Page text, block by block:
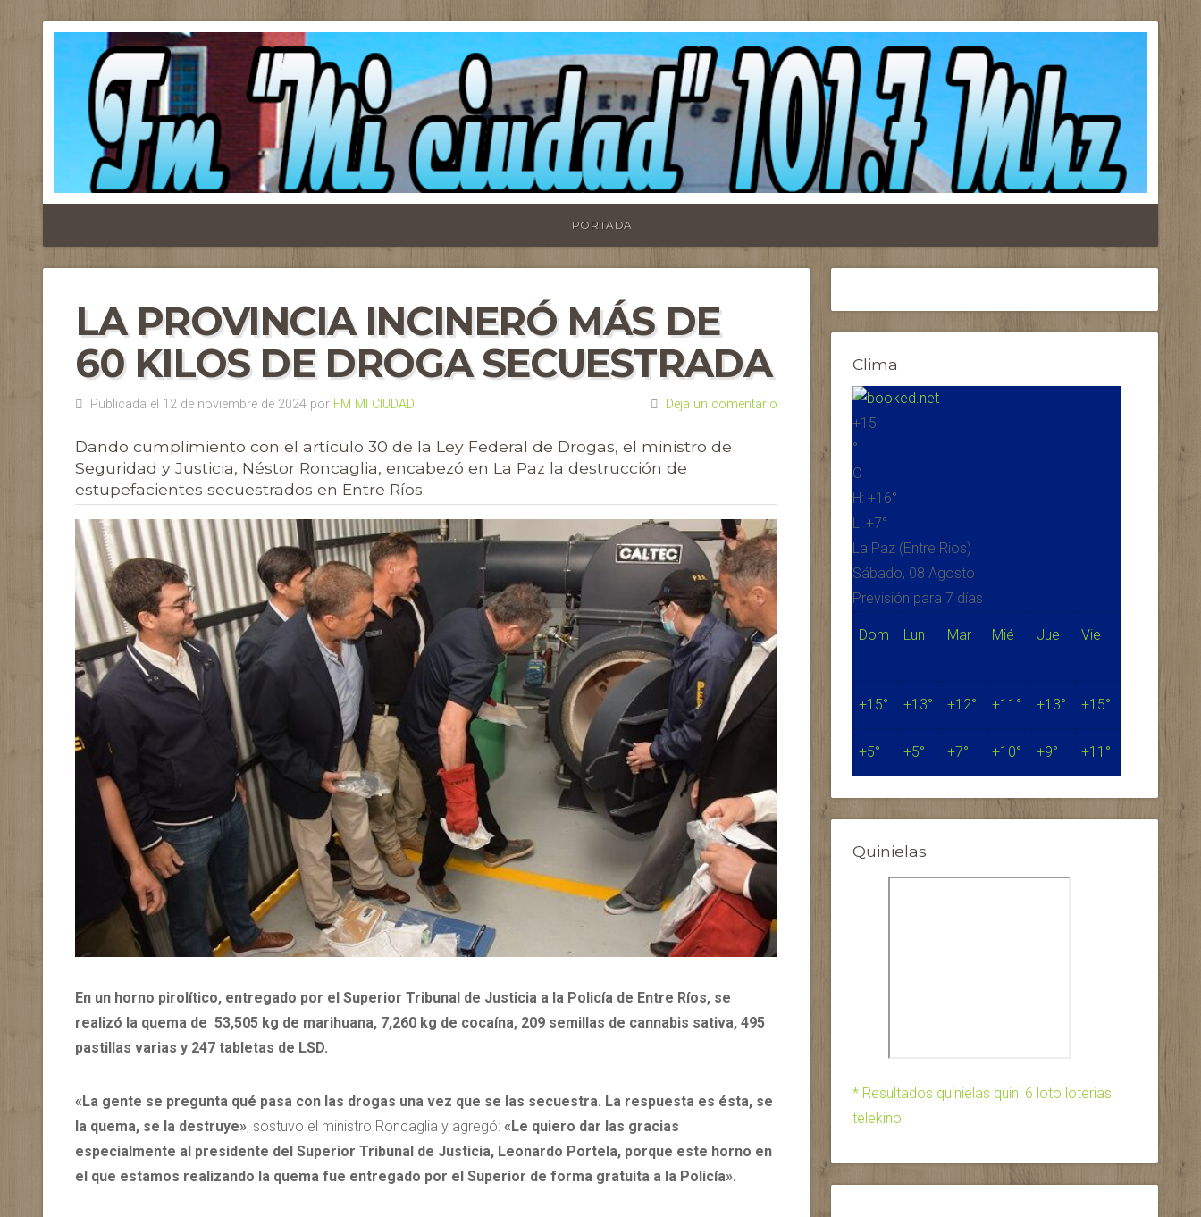
PORTADA
LA PROVINCIA INCINERÓ MÁS DE
60 KILOS DE DROGA SECUESTRADA
Publicada el 12 de noviembre de 2024 por FM MI CIUDAD Deja un comentario
Dando cumplimiento con el artículo 30 de la Ley Federal de Drogas, el ministro de
Seguridad y Justicia, Néstor Roncaglia, encabezó en La Paz la destrucción de
estupefacientes secuestrados en Entre Ríos.
En un horno pirolítico, entregado por el Superior Tribunal de Justicia a la Policía de Entre Ríos, se
realizó la quema de 53,505 kg de marihuana, 7,260 kg de cocaína, 209 semillas de cannabis sativa, 495
pastillas varias y 247 tabletas de LSD.
«La gente se pregunta qué pasa con las drogas una vez que se las secuestra. La respuesta es ésta, se
la quema, se la destruye», sostuvo el ministro Roncaglia y agregó: «Le quiero dar las gracias
especialmente al presidente del Superior Tribunal de Justicia, Leonardo Portela, porque este horno en
el que estamos realizando la quema fue entregado por el Superior de forma gratuita a la Policía».
Clima
+15
°
C
H: +16°
L: +7°
La Paz (Entre Rios)
Sábado, 08 Agosto
Previsión para 7 días
Dom Lun Mar Mié Jue Vie
+15° +13° +12° +11° +13° +15°
+5° +5° +7° +10° +9° +11°
Quinielas
* Resultados quinielas quini 6 loto loterias
telekino